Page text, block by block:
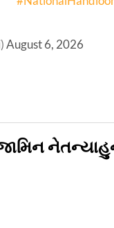
August 6, 2026